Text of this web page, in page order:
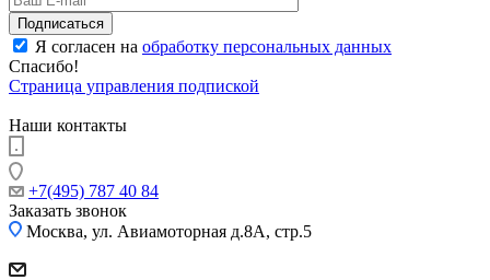
Я согласен на обработку персональных данных
Спасибо!
Страница управления подпиской
Наши контакты
+7(495) 787 40 84
Заказать звонок
Москва, ул. Авиамоторная д.8А, стр.5